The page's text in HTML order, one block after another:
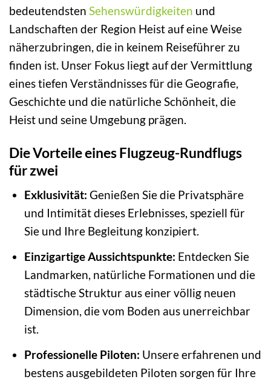
bedeutendsten Sehenswürdigkeiten und
Landschaften der Region Heist auf eine Weise
näherzubringen, die in keinem Reiseführer zu
finden ist. Unser Fokus liegt auf der Vermittlung
eines tiefen Verständnisses für die Geografie,
Geschichte und die natürliche Schönheit, die
Heist und seine Umgebung prägen.
Die Vorteile eines Flugzeug-Rundflugs
für zwei
Exklusivität: Genießen Sie die Privatsphäre
und Intimität dieses Erlebnisses, speziell für
Sie und Ihre Begleitung konzipiert.
Einzigartige Aussichtspunkte: Entdecken Sie
Landmarken, natürliche Formationen und die
städtische Struktur aus einer völlig neuen
Dimension, die vom Boden aus unerreichbar
ist.
Professionelle Piloten: Unsere erfahrenen und
bestens ausgebildeten Piloten sorgen für Ihre